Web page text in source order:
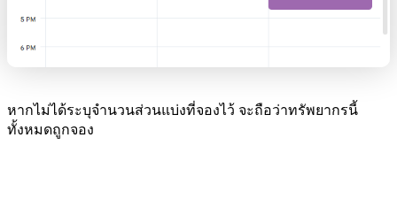
หากไม่ได้ระบุจำนวนส่วนแบ่งที่จองไว้ จะถือว่าทรัพยากรนี้
ทั้งหมดถูกจอง